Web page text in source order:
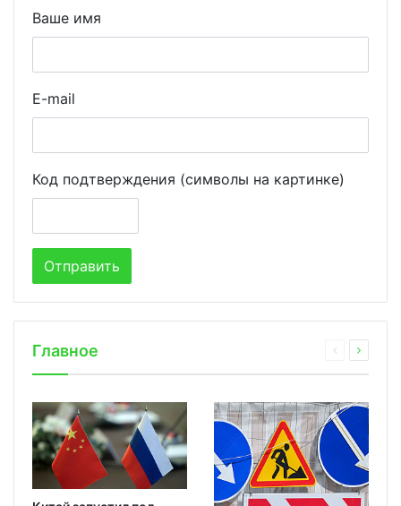
Ваше имя
E-mail
Код подтверждения (символы на картинке)
Главное